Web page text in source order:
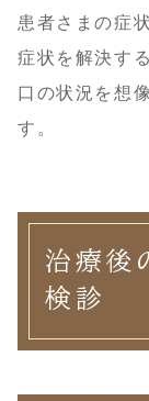
患者さまの症
症状を解決す
口の状況を想
す。
治療後
検診